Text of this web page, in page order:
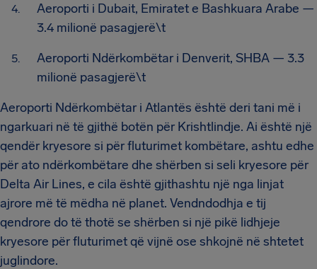
Aeroporti i Dubait, Emiratet e Bashkuara Arabe —
3.4 milionë pasagjerë\t
Aeroporti Ndërkombëtar i Denverit, SHBA — 3.3
milionë pasagjerë\t
Aeroporti Ndërkombëtar i Atlantës është deri tani më i
ngarkuari në të gjithë botën për Krishtlindje. Ai është një
qendër kryesore si për fluturimet kombëtare, ashtu edhe
për ato ndërkombëtare dhe shërben si seli kryesore për
Delta Air Lines, e cila është gjithashtu një nga linjat
ajrore më të mëdha në planet. Vendndodhja e tij
qendrore do të thotë se shërben si një pikë lidhjeje
kryesore për fluturimet që vijnë ose shkojnë në shtetet
juglindore.